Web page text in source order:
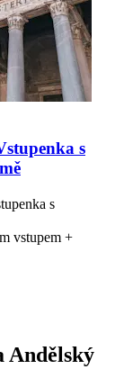
s
s
vstupem +
Andělský